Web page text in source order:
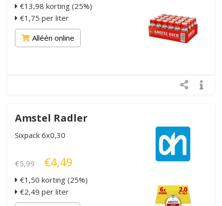
€13,98 korting (25%)
€1,75 per liter
Alléén online
Amstel Radler
Sixpack 6x0,30
€5,99 €4,49
€1,50 korting (25%)
€2,49 per liter